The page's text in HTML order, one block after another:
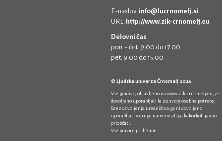
E-naslov: info@lucrnomelj.si
URL: http://www.zik-crnomelj.eu
Delovni čas
pon. - čet. 9:00 do 17:00
pet. 9:00 do 15:00
© Ljudska univerza Črnomelj 2026
Vse gradivo, objavljeno na www.zik-crnomelj.eu , je
dovoljeno uporabljati le za svoje osebne potrebe.
Brez dovoljenja uredništva ga ni dovoljeno
uporabljati v druge namene ali ga kakorkoli javno
priobčati.
Vse pravice pridržane.